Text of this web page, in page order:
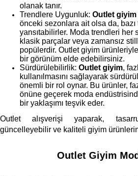
olanak tanır.
Trendlere Uygunluk: Outlet
önceki sezonlara ait olsa da,
yansıtabilirler. Moda trendleri her
klasik parçalar veya zamansız
popülerdir. Outlet giyim
bir görünüm elde edebilirsiniz.
Sürdürülebilirlik: Outlet giyim,
kullanılmasını sağlayarak
önemli bir rol oynar. Bu ürünler,
önüne geçerek moda
bir yaklaşımı teşvik eder.
Outlet alışverişi yaparak,
güncelleyebilir ve kaliteli giyim
Outlet Giyim